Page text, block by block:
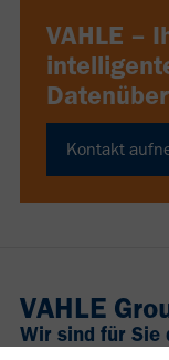
VAHLE –
Kontakt
VAHLE
Wir sind für Sie